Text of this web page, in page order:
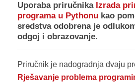
Uporaba priručnika Izrada
programa u Pythonu kao
sredstva odobrena je
odgoj i obrazovanje.
Priručnik je nadogradnja dvaju
Rješavanje problema